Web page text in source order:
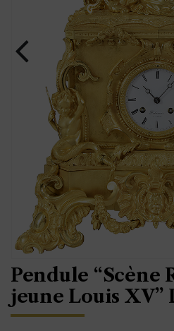
Pendule “Scène
jeune Louis XV”